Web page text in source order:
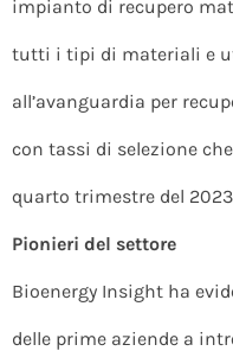
impianto di recupero
tutti i tipi di materiali e
all’avanguardia per
con tassi di selezione
quarto trimestre del
Pionieri del settore
Bioenergy Insight ha
delle prime aziende a